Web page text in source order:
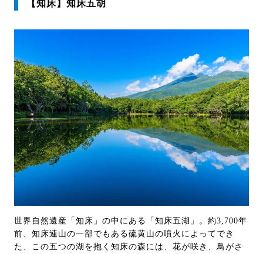
【知床】知床五胡
世界自然遺産「知床」の中にある「知床五湖」。約3,700年
前、知床連山の一部でもある硫黄山の噴火によってでき
た、この五つの湖を抱く知床の森には、花が咲き、鳥がさ